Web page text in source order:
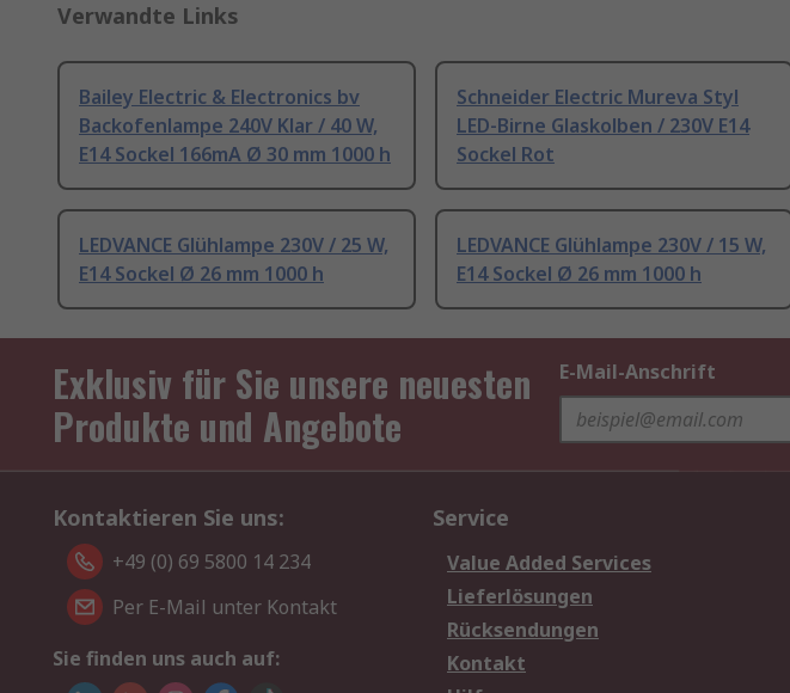
Verwandte Links
Bailey Electric & Electronics bv
Backofenlampe 240V Klar / 40 W,
E14 Sockel 166mA Ø 30 mm 1000 h
Schneider Electric Mureva Styl
LED-Birne Glaskolben / 230V E14
Sockel Rot
LEDVANCE Glühlampe 230V / 25 W,
E14 Sockel Ø 26 mm 1000 h
LEDVANCE Glühlampe 230V / 15 W,
E14 Sockel Ø 26 mm 1000 h
Exklusiv für Sie unsere neuesten
Produkte und Angebote
E-Mail-Anschrift
Kontaktieren Sie uns:
+49 (0) 69 5800 14 234
Per E-Mail unter Kontakt
Sie finden uns auch auf:
Service
Value Added Services
Lieferlösungen
Rücksendungen
Kontakt